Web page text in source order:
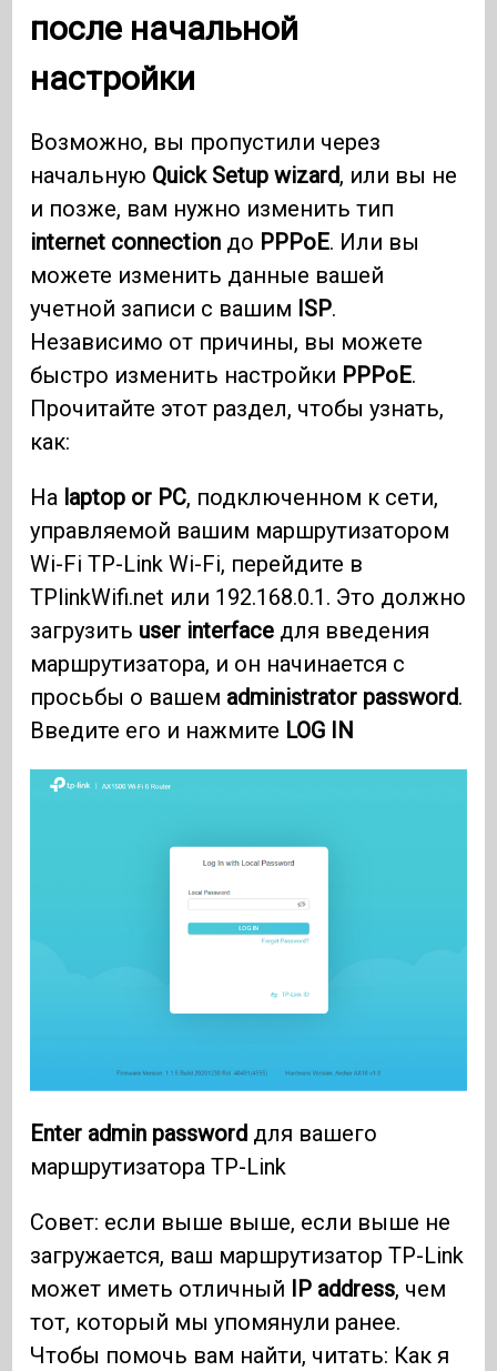
после начальной
настройки
Возможно, вы пропустили через
начальную Quick Setup wizard, или вы не
и позже, вам нужно изменить тип
internet connection до PPPoE. Или вы
можете изменить данные вашей
учетной записи с вашим ISP.
Независимо от причины, вы можете
быстро изменить настройки PPPoE.
Прочитайте этот раздел, чтобы узнать,
как:
На laptop or PC, подключенном к сети,
управляемой вашим маршрутизатором
Wi-Fi TP-Link Wi-Fi, перейдите в
TPlinkWifi.net или 192.168.0.1. Это должно
загрузить user interface для введения
маршрутизатора, и он начинается с
просьбы о вашем administrator password.
Введите его и нажмите LOG IN
Enter admin password для вашего
маршрутизатора TP-Link
Совет: если выше выше, если выше не
загружается, ваш маршрутизатор TP-Link
может иметь отличный IP address, чем
тот, который мы упомянули ранее.
Чтобы помочь вам найти, читать: Как я